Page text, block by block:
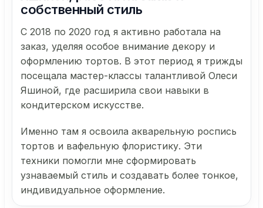
собственный стиль
С 2018 по 2020 год я активно работала на
заказ, уделяя особое внимание декору и
оформлению тортов. В этот период я трижды
посещала мастер-классы талантливой Олеси
Яшиной, где расширила свои навыки в
кондитерском искусстве.
Именно там я освоила акварельную роспись
тортов и вафельную флористику. Эти
техники помогли мне сформировать
узнаваемый стиль и создавать более тонкое,
индивидуальное оформление.